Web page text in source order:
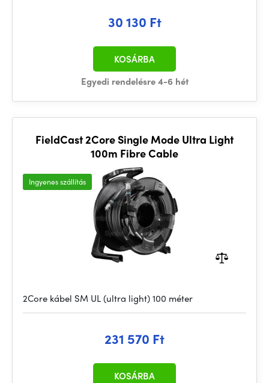
30 130 Ft
Egyedi rendelésre 4-6 hét
KOSÁRBA
FieldCast 2Core Single Mode Ultra Light
100m Fibre Cable
Ingyenes szállítás
2Core kábel SM UL (ultra light) 100 méter
231 570 Ft
KOSÁRBA